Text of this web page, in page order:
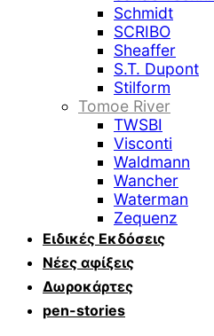
Schmidt
SCRIBO
Sheaffer
S.T. Dupont
Stilform
Tomoe River
TWSBI
Visconti
Waldmann
Wancher
Waterman
Zequenz
Ειδικές Εκδόσεις
Νέες αφίξεις
Δωροκάρτες
pen-stories